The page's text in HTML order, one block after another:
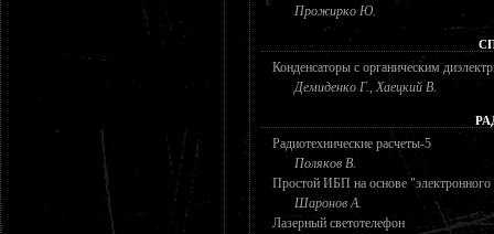
Прожирко Ю.
Конденсаторы с органическим
Демиденко Г., Хаецкий В.
Радиотехнические расчеты-5
Поляков В.
Простой ИБП на основе "электронного
Шаронов А.
Лазерный светотелефон